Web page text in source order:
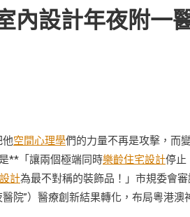
內設計年夜附一
他空間心理學們的力量不再是攻擊，而
**「讓兩個極端同時樂齡住宅設計停止
計為最不對稱的裝飾品！」市規委會
醫院”）醫療創新結果轉化，布局粵港澳